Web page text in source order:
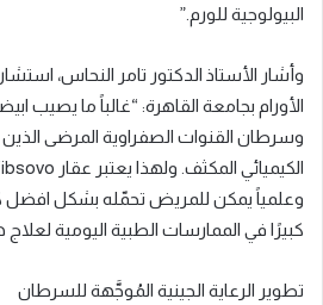
البيولوجية للورم.”
وأشار الأستاذ الدكتور تامر النحاس،
الأورام بجامعة القاهرة: “غالباً ما يصيب
وسرطان القنوات الصفراوية المرضى الذين
وعلمياً يمكن للمريض تحمّله بشكل افضل
كبيرًا في الممارسات الطبية اليومية لعلاج
تطوير الرعاية الجينية المُوجَّهة للسرطان